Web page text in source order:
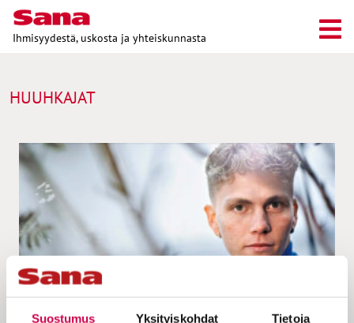
Suostumus Yksityiskohdat Tietoja
Ihmisyydestä, uskosta ja yhteiskunnasta
HUUHKAJAT